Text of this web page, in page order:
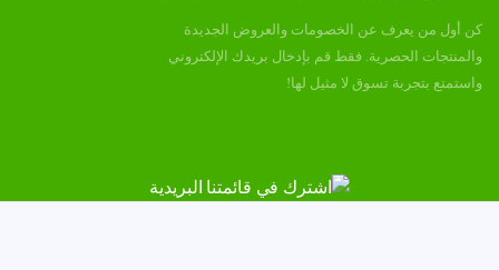
كن أول من يعرف عن الخصومات والعروض الجديدة
والمنتجات الحصرية. فقط قم بإدخال بريدك الإلكتروني
واستمتع بتجربة تسوق لا مثيل لها!